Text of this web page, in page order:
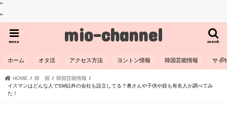
"
"
mio-channel search
menu
ホーム オタ活 アクセス方法 ヨントン情報 韓国芸能情報 サイ
HOME 韓 国
韓国芸能情報
イスマンはどんな人でSM以外の会社も設立してる？奥さんや子供や姪も有名人か調べてみ
た！